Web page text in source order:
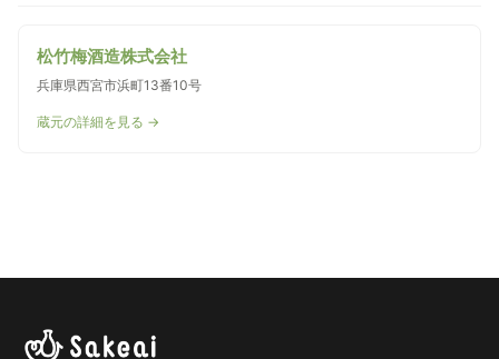
松竹梅酒造株式会社
兵庫県西宮市浜町13番10号
蔵元の詳細を見る →